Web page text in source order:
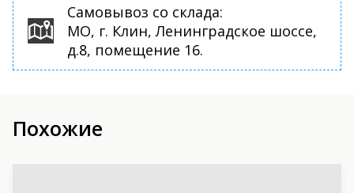
Самовывоз со склада:
МО, г. Клин, Ленинградское шоссе,
д.8, помещение 16.
Похожие